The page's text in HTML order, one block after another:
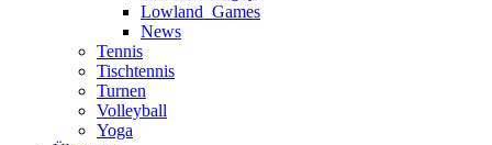
Lowland_Games
News
Tennis
Tischtennis
Turnen
Volleyball
Yoga